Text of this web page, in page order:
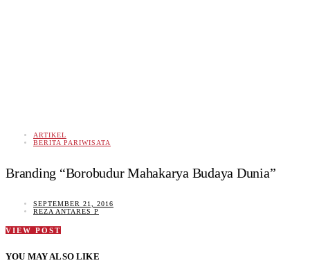
ARTIKEL
BERITA PARIWISATA
Branding “Borobudur Mahakarya Budaya Dunia”
SEPTEMBER 21, 2016
REZA ANTARES P
VIEW POST
YOU MAY ALSO LIKE